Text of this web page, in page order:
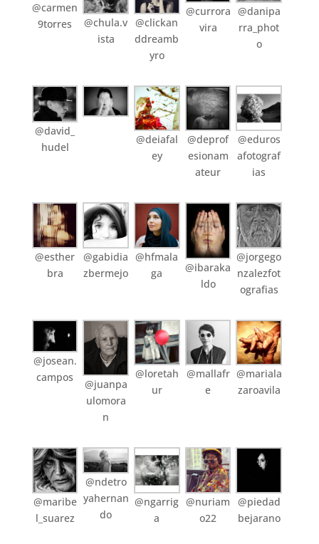
@carmen
9torres
@chula.v
ista
@clickan
ddreamb
yro
@currora
vira
@danipa
rra_phot
o
@david_
hudel
@deiafal
ey
@deprof
esionam
ateur
@eduros
afotograf
ias
@esther
bra
@gabidia
zbermejo
@hfmala
ga
@ibaraka
ldo
@jorgego
nzalezfot
ografias
@josean.
campos
@juanpa
ulomora
n
@loretah
ur
@mallafr
e
@mariala
zaroavila
@maribe
l_suarez
@ndetro
yahernan
do
@ngarrig
a
@nuriam
o22
@piedad
bejarano